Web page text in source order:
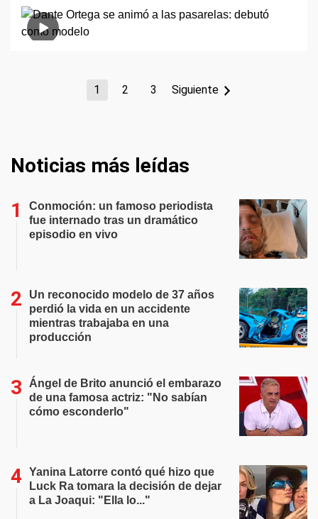
1 2 3 Siguiente
Noticias más leídas
Conmoción: un famoso periodista
fue internado tras un dramático
episodio en vivo
Un reconocido modelo de 37 años
perdió la vida en un accidente
mientras trabajaba en una
producción
Ángel de Brito anunció el embarazo
de una famosa actriz: "No sabían
cómo esconderlo"
Yanina Latorre contó qué hizo que
Luck Ra tomara la decisión de dejar
a La Joaqui: "Ella lo..."